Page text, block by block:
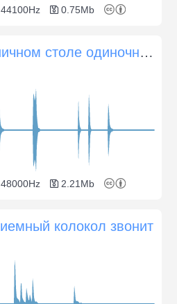
44100Hz 0.75Mb
Звонок на гостиничном столе одиночный и многократный сигнал
48000Hz 2.21Mb
колокол звонит